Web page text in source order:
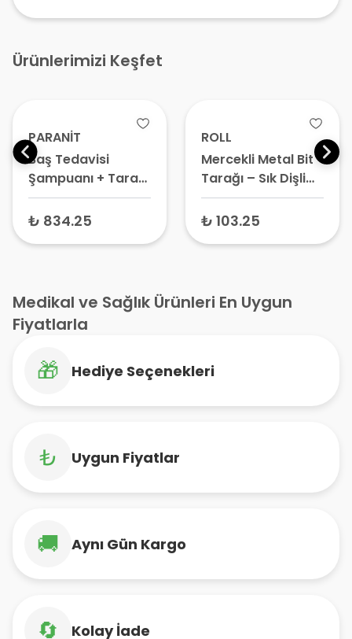
Ürünlerimizi Keşfet
PARANİT
Baş Tedavisi
Şampuanı + Tarak
100 ml
₺ 834.25
ROLL
Mercekli Metal Bit
Tarağı – Sık Dişli
Sirke Tarağı,
Büyüteçli Parazit
₺ 103.25
Medikal ve Sağlık Ürünleri En Uygun
Fiyatlarla
🎁 Hediye Seçenekleri
₺ Uygun Fiyatlar
🚚 Aynı Gün Kargo
🔄 Kolay İade